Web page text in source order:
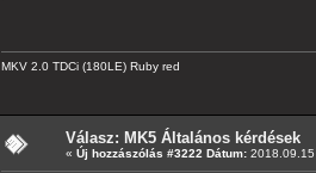
MKV 2.0 TDCi (180LE) Ruby red
Válasz: MK5 Általános kérdések
« Új hozzászólás #3222 Dátum: